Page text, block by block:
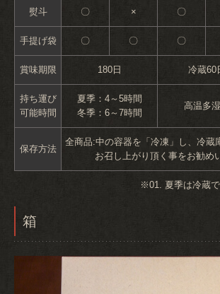
熨斗 〇 × 〇
手提げ袋 〇 〇 〇
賞味期限 180日 冷蔵60
持ち運び
可能時間
夏季：4～5時間
冬季：6～7時間
高温多
保存方法
全商品:中の容器を「冷凍」し、冷蔵
お召し上がり頂く事をお勧め
※01. 夏季は冷蔵で
箱